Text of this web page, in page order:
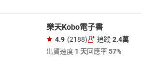
樂天Kobo電子書
4.9 (2188) 追蹤 2.4萬
出貨速度 1 天回應率57%